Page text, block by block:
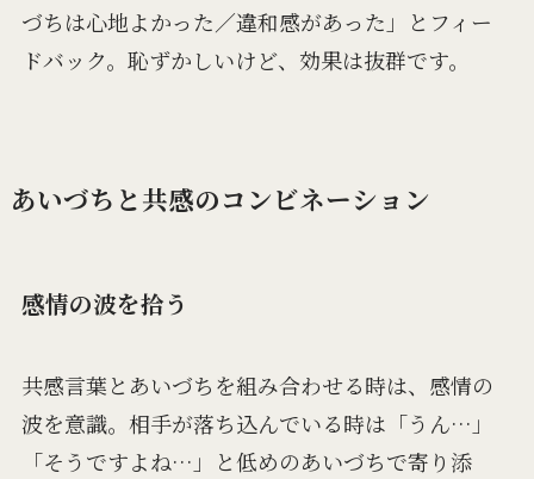
づちは心地よかった／違和感があった」とフィー
ドバック。恥ずかしいけど、効果は抜群です。
あいづちと共感のコンビネーション
感情の波を拾う
共感言葉とあいづちを組み合わせる時は、感情の
波を意識。相手が落ち込んでいる時は「うん…」
「そうですよね…」と低めのあいづちで寄り添